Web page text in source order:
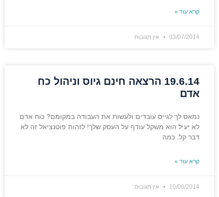
קרא עוד »
03/07/2014 אין תגובות
19.6.14 הרצאה חינם גיוס וניהול כח
אדם
נמאס לך לגייס עובדים ולעשות את העבודה במקומם? כוח אדם
לא יעיל הוא משקל עודף על העסק שלך! לזהות פוטנציאל זה לא
דבר קל. כמה
קרא עוד »
10/06/2014 אין תגובות